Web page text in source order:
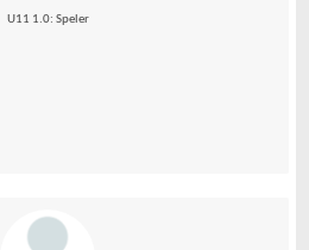
U11 1.0: Speler